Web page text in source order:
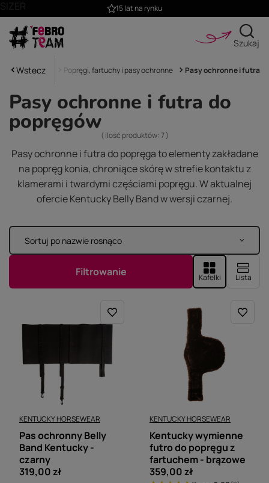
15 lat na rynku
Szukaj
Wstecz
Koń Popręgi, fartuchy i pasy ochronne Pasy ochronne i futra
Pasy ochronne i futra do
popręgów
( ilość produktów:7 )
Pasy ochronne i futra do popręga to elementy zakładane
na popręg konia, chroniące skórę w strefie kontaktu z
klamerami i twardymi częściami popręgu. W aktualnej
ofercie Kentucky Belly Band w wersji czarnej.
Zmień sortowanie
Sortuj po nazwie rosnąco
Filtrowanie Kafelki Lista
KENTUCKY HORSEWEAR
Pas ochronny Belly
Band Kentucky -
czarny
319,00 zł
KENTUCKY HORSEWEAR
Kentucky wymienne
futro do popręgu z
fartuchem - brązowe
359,00 zł